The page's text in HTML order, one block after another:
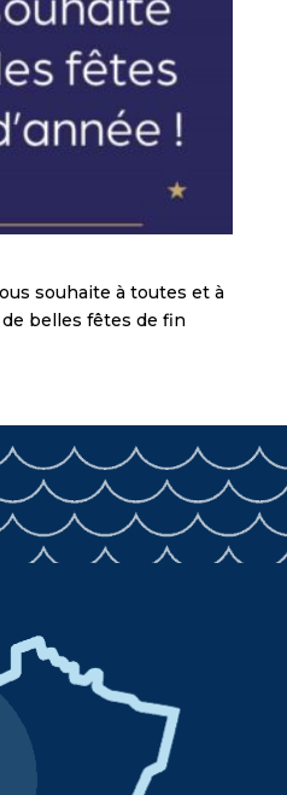
souhaite à toutes et à
belles fêtes de fin